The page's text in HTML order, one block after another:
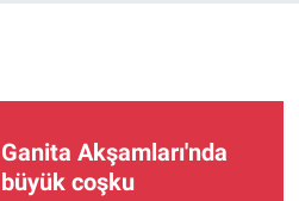
Ganita Akşamları'nda
büyük coşku